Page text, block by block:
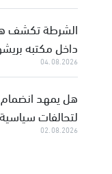
الشرطة تكشف
داخل مكتبه
04.08.2026
هل يمهد
لتحالفات
02.08.2026